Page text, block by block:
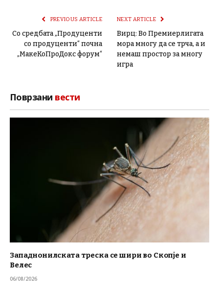
PREVIOUS ARTICLE
Со средбата „Продуценти
со продуценти“ почна
„МакеКоПроДокс форум“
NEXT ARTICLE
Вирц: Во Премиерлигата
мора многу да се трча, а и
немаш простор за многу
игра
Поврзани вести
Западнонилската треска се шири во Скопје и
Велес
06/08/2026